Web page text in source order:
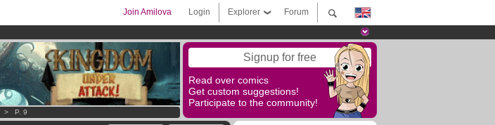
Forum
Explorer
Login
Join Amilova
Signup for free
Read over comics
Get custom suggestions!
Participate to the community!
> P. 9